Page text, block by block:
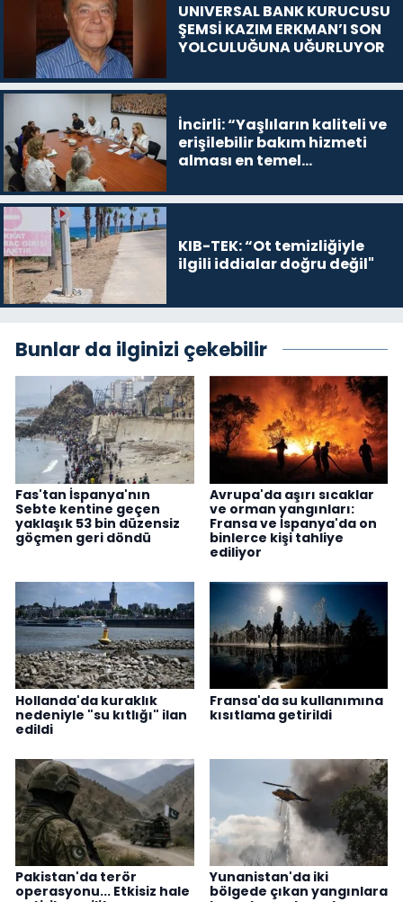
UNIVERSAL BANK KURUCUSU
ŞEMSİ KAZIM ERKMAN’I SON
YOLCULUĞUNA UĞURLUYOR
İncirli: “Yaşlıların kaliteli ve
erişilebilir bakım hizmeti
alması en temel
KIB-TEK: “Ot temizliğiyle
ilgili iddialar doğru değil"
Bunlar da ilginizi çekebilir
Fas'tan İspanya'nın
Sebte kentine geçen
yaklaşık 53 bin düzensiz
göçmen geri döndü
Avrupa'da aşırı sıcaklar
ve orman yangınları:
Fransa ve İspanya'da on
binlerce kişi tahliye
ediliyor
Hollanda'da kuraklık
nedeniyle "su kıtlığı" ilan
edildi
Fransa'da su kullanımına
kısıtlama getirildi
Pakistan'da terör
operasyonu... Etkisiz hale
Yunanistan'da iki
bölgede çıkan yangınlara